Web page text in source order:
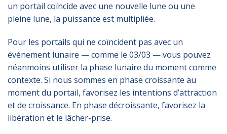
un portail coïncide avec une nouvelle lune ou une
pleine lune, la puissance est multipliée.
Pour les portails qui ne coïncident pas avec un
événement lunaire — comme le 03/03 — vous pouvez
néanmoins utiliser la phase lunaire du moment comme
contexte. Si nous sommes en phase croissante au
moment du portail, favorisez les intentions d’attraction
et de croissance. En phase décroissante, favorisez la
libération et le lâcher-prise.